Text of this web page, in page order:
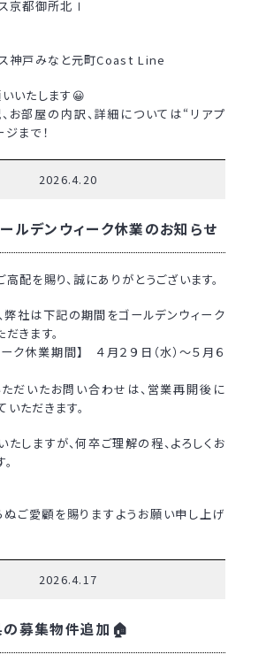
京都御所北Ⅰ
ス神戸みなと元町Coast Line
いたします😀
お部屋の内訳、詳細については“リアプ
まで！
2026.4.20
ールデンウィーク休業のお知らせ
配を賜り、誠にありがとうございます。
弊社は下記の期間をゴールデンウィーク
きます。
ク休業期間】 ４月２９日（水）～５月６
だいたお問い合わせは、営業再開後に
ただきます。
しますが、何卒ご理解の程、よろしくお
ぬご愛顧を賜りますようお願い申し上げ
2026.4.17
の募集物件追加🏠